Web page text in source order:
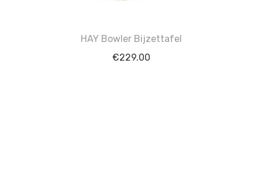
HAY Bowler Bijzettafel
€229.00